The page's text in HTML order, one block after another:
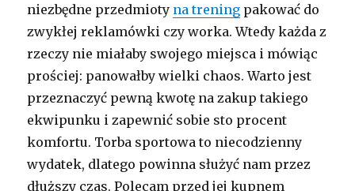
niezbędne przedmioty na trening pakować do
zwykłej reklamówki czy worka. Wtedy każda z
rzeczy nie miałaby swojego miejsca i mówiąc
prościej: panowałby wielki chaos. Warto jest
przeznaczyć pewną kwotę na zakup takiego
ekwipunku i zapewnić sobie sto procent
komfortu. Torba sportowa to niecodzienny
wydatek, dlatego powinna służyć nam przez
dłuższy czas. Polecam przed jej kupnem